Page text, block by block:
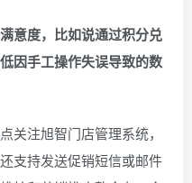
意度，比如说通过积分兑
因手工操作失误导致的数
关注旭智门店管理系统，
支持发送促销短信或邮件